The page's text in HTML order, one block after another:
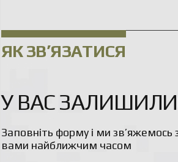
ЯК ЗВ’ЯЗАТИСЯ
У ВАС
Заповніть форму і ми зв’яжемось
вами найближчим часом